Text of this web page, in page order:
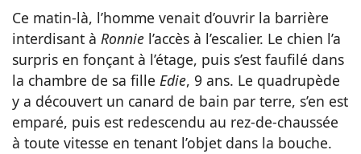
Ce matin-là, l’homme venait d’ouvrir la barrière
interdisant à Ronnie l’accès à l’escalier. Le chien l’a
surpris en fonçant à l’étage, puis s’est faufilé dans
la chambre de sa fille Edie, 9 ans. Le quadrupède
y a découvert un canard de bain par terre, s’en est
emparé, puis est redescendu au rez-de-chaussée
à toute vitesse en tenant l’objet dans la bouche.